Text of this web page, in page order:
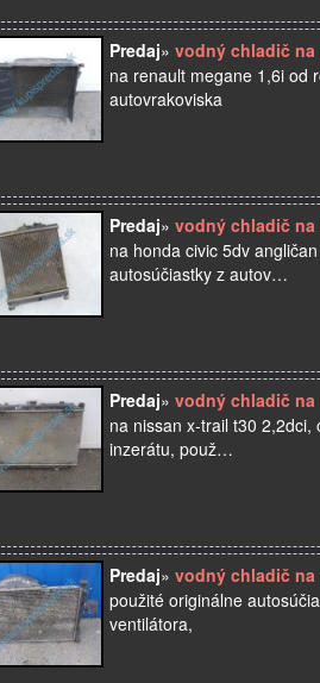
Predaj» vodný chladič na
na renault megane 1,6i od
autovrakoviska
Predaj» vodný chladič
na honda civic 5dv
autosúčiastky z autov…
Predaj» vodný chladič
na nissan x-trail t30
inzerátu, použ…
Predaj» vodný chladič
použité originálne
ventilátora,